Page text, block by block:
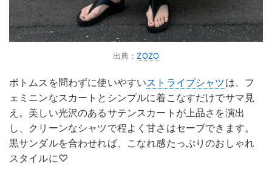
出典：ZOZO
ボトムスを問わずに使いやすいストライプシャツは、フ
ェミニンなスカートとシンプルに着こなすだけでサマ見
え。美しい光沢のあるサテンスカートが上品さを演出
し、クリーンなシャツで程よく甘さはセーブできます。
黒サンダルを合わせれば、こなれ感たっぷりのおしゃれ
スタイルに♡